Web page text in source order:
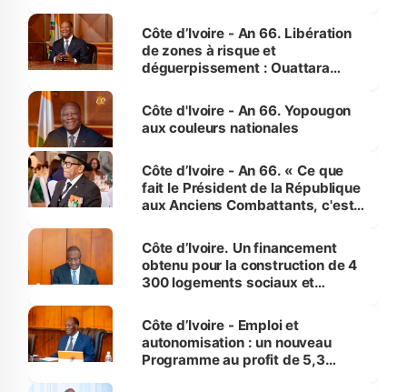
milieu des sinistrés
Côte d’Ivoire - An 66. Libération
de zones à risque et
déguerpissement : Ouattara
l'Etat de droit pour préserver les
vies humaines »
Côte d'Ivoire - An 66. Yopougon
aux couleurs nationales
Côte d’Ivoire - An 66. « Ce que
fait le Président de la République
aux Anciens Combattants, c'est
Côte d’Ivoire. Un financement
obtenu pour la construction de 4
300 logements sociaux et
et Yamoussoukro
Côte d’Ivoire - Emploi et
autonomisation : un nouveau
Programme au profit de 5,3